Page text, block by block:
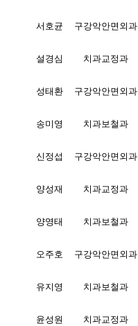
서호균 구강악안면외과
설경심 치과교정과
성태환 구강악안면외과
송미영 치과보철과
신정섭 구강악안면외과
양성재 치과교정과
양영태 치과보철과
오주호 구강악안면외과
유지영 치과보철과
윤성원 치과교정과